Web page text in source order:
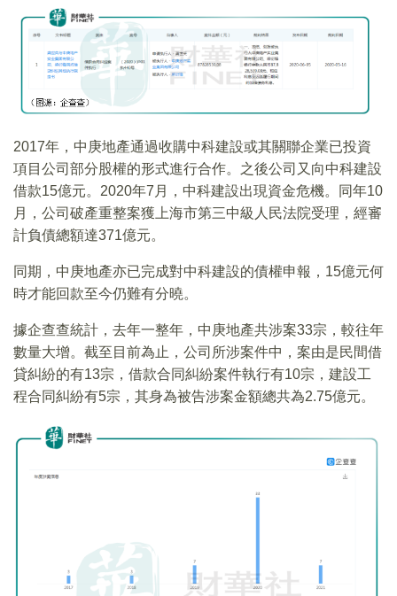
2017年，中庚地產通過收購中科建設或其關聯企業已投資
項目公司部分股權的形式進行合作。之後公司又向中科建設
借款15億元。2020年7月，中科建設出現資金危機。同年10
月，公司破產重整案獲上海市第三中級人民法院受理，經審
計負債總額達371億元。
同期，中庚地產亦已完成對中科建設的債權申報，15億元何
時才能回款至今仍難有分曉。
據企查查統計，去年一整年，中庚地產共涉案33宗，較往年
數量大增。截至目前為止，公司所涉案件中，案由是民間借
貸糾紛的有13宗，借款合同糾紛案件執行有10宗，建設工
程合同糾紛有5宗，其身為被告涉案金額總共為2.75億元。